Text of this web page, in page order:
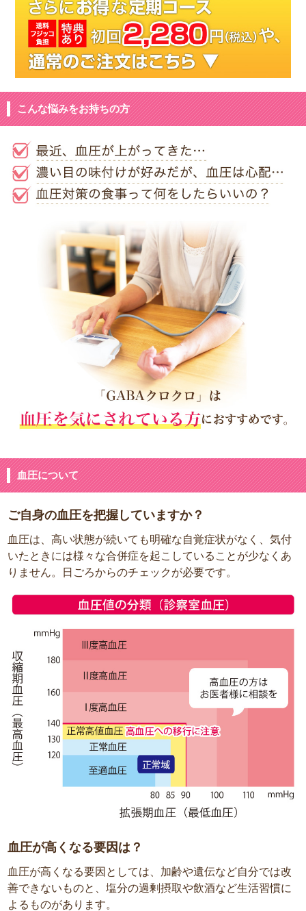
こんな悩みをお持ちの方
血圧について
ご自身の血圧を把握していますか？
血圧は、高い状態が続いても明確な自覚症状がなく、気付
いたときには様々な合併症を起こしていることが少なくあ
りません。日ごろからのチェックが必要です。
血圧が高くなる要因は？
血圧が高くなる要因としては、加齢や遺伝など自分では改
善できないものと、塩分の過剰摂取や飲酒など生活習慣に
よるものがあります。